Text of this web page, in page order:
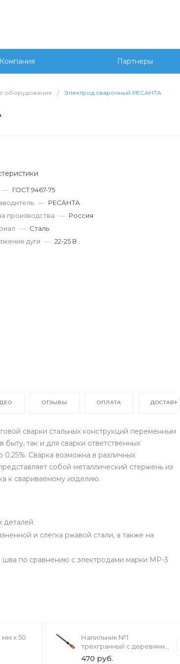
Компания Партнеры
оборудование / Электрод сварочный РЕСАНТА
— ГОСТ 9467-75
— РЕСАНТА
производства — Россия
— Сталь
дуги — 22-25 В
ОТЗЫВЫ ОПЛАТА ДОСТАВКА
сварки стальных конструкций переменным
так и для сварки ответственных
Сварка возможна в различных
собой металлический стержень из
к свариваемому изделию.
деталей
и слегка ржавой стали, а также на
по сравнению с электродами марки МР-3
мм х 50
Напильник №1
трёхгранный с деревянной
ручкой
470 руб.